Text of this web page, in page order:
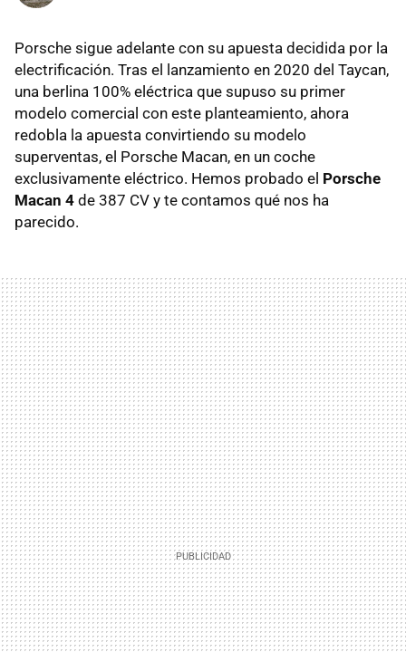
Porsche sigue adelante con su apuesta decidida por la
electrificación. Tras el lanzamiento en 2020 del Taycan,
una berlina 100% eléctrica que supuso su primer
modelo comercial con este planteamiento, ahora
redobla la apuesta convirtiendo su modelo
superventas, el Porsche Macan, en un coche
exclusivamente eléctrico. Hemos probado el Porsche
Macan 4 de 387 CV y te contamos qué nos ha
parecido.